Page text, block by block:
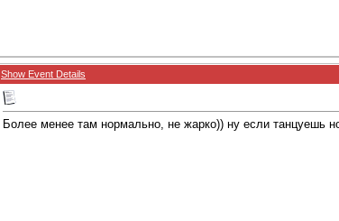
Show Event Details
Более менее там нормально, не жарко)) ну если танцуешь